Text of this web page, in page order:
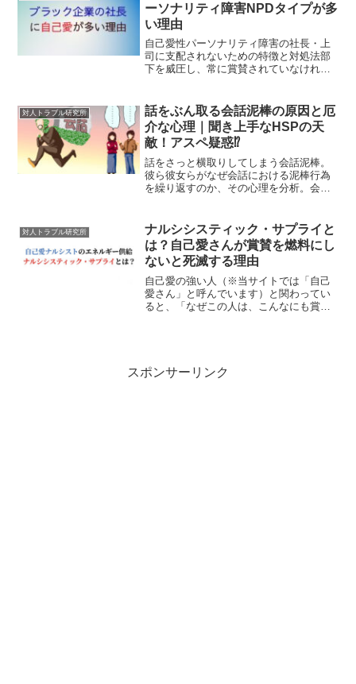
ーソナリティ障害NPDタイプが多
い理由
自己愛性パーソナリティ障害の社長・上
司に支配されないための特徴と対処法部
下を威圧し、常に賞賛されていなければ
自然なまでに取り巻きに囲まれている
──。こんな社長や上司に出...
対人トラブル研究所
話をぶん取る会話泥棒の原因と厄
介な心理｜聞き上手なHSPの天
敵！アスペ疑惑⁉
話をさっと横取りしてしまう会話泥棒。
彼ら彼女らがなぜ会話における泥棒行為
を繰り返すのか、その心理を分析。会話
います。
対人トラブル研究所
ナルシシスティック・サプライと
は？自己愛さんが賞賛を燃料にし
ないと死滅する理由
自己愛の強い人（※当サイトでは「自己
愛さん」と呼んでいます）と関わってい
ると、「なぜこの人は、こんなにも賞賛
スポンサーリンク